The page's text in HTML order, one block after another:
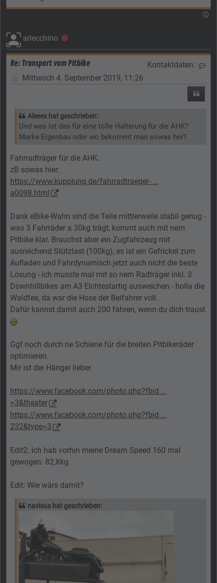
arlecchino Offline
Re: Transport vom Pitbike Kontaktdaten:
Beitrag
Mittwoch 4. September 2019, 11:26
Aleeex hat geschrieben:
Und was ist das für eine tolle Halterung für die AHK?
Marke Eigenbau oder wo bekommt man sowas her?
Fahrradträger für die AHK.
zB sowas hier:
https://www.kupplung.de/fahrradtraeger- ...
a0098.html
Dank eBike-Wahn sind die Teile mittlerweile stabil genug -
was 3 Fahrräder a 30kg trägt, kommt auch mit nem
Pitbike klar. Brauchst aber ein Zugfahrzeug mit
ausreichend Stützlast (100kg), es ist ein Gefrickel zum
Aufladen und Fahrdynamisch jetzt auch nicht die beste
Lösung - ich musste mal mit so nem Radträger inkl. 3
Downhillbikes am A3 Elchtestartig ausweichen - holla die
Waldfee, da war die Hose der Beifahrer voll.
Dafür kannst damit auch 200 fahren, wenn du dich traust
Ggf noch durch ne Schiene für die breiten Pitbikeräder
optimieren.
Mir ist der Hänger lieber.
https://www.facebook.com/photo.php?fbid ...
=3&theater
https://www.facebook.com/photo.php?fbid ...
232&type=3
Edit2: ich hab vorhin meine Dream Speed 160 mal
gewogen: 82,Xkg.
Edit: Wie wärs damit?
navisus hat geschrieben: